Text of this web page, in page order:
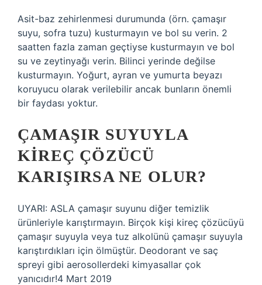
Asit-baz zehirlenmesi durumunda (örn. çamaşır
suyu, sofra tuzu) kusturmayın ve bol su verin. 2
saatten fazla zaman geçtiyse kusturmayın ve bol
su ve zeytinyağı verin. Bilinci yerinde değilse
kusturmayın. Yoğurt, ayran ve yumurta beyazı
koruyucu olarak verilebilir ancak bunların önemli
bir faydası yoktur.
ÇAMAŞIR SUYUYLA
KIREÇ ÇÖZÜCÜ
KARIŞIRSA NE OLUR?
UYARI: ASLA çamaşır suyunu diğer temizlik
ürünleriyle karıştırmayın. Birçok kişi kireç çözücüyü
çamaşır suyuyla veya tuz alkolünü çamaşır suyuyla
karıştırdıkları için ölmüştür. Deodorant ve saç
spreyi gibi aerosollerdeki kimyasallar çok
yanıcıdır!4 Mart 2019